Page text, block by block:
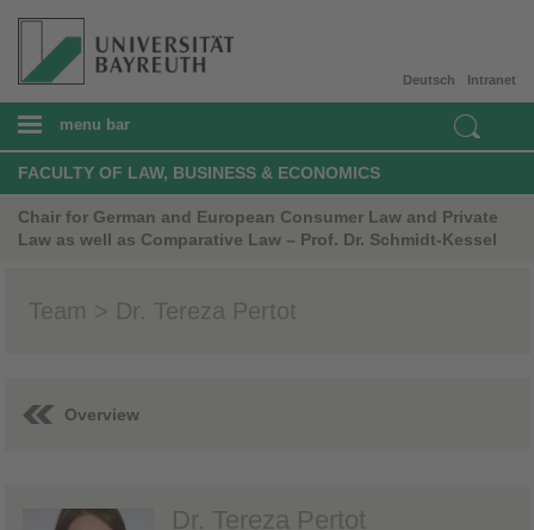
Intranet
Deutsch
menu bar
FACULTY OF LAW, BUSINESS & ECONOMICS
Chair for German and European Consumer Law and Private
Law as well as Comparative Law – Prof. Dr. Schmidt-Kessel
Team > Dr. Tereza Pertot
Overview
Dr. Tereza Pertot